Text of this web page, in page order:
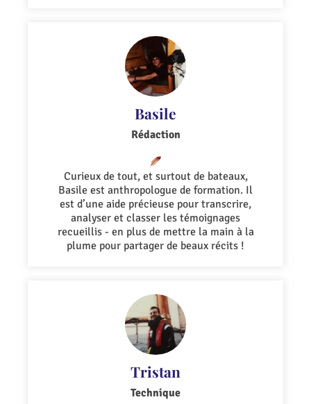
Basile
Rédaction
Curieux de tout, et surtout de bateaux,
Basile est anthropologue de formation. Il
est d’une aide précieuse pour transcrire,
analyser et classer les témoignages
recueillis - en plus de mettre la main à la
plume pour partager de beaux récits !
Tristan
Technique